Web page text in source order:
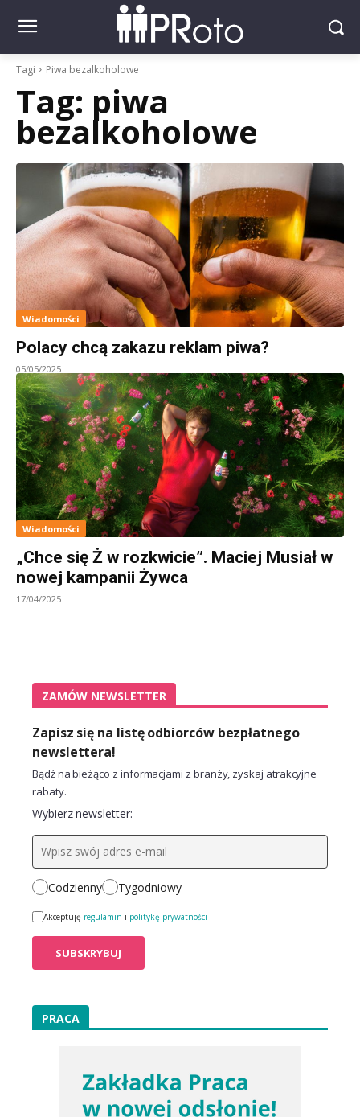
Tagi Piwa bezalkoholowe
Tag: piwa
bezalkoholowe
Wiadomości
Polacy chcą zakazu reklam piwa?
05/05/2025
Wiadomości
„Chce się Ż w rozkwicie”. Maciej Musiał w
nowej kampanii Żywca
17/04/2025
ZAMÓW NEWSLETTER
Zapisz się na listę odbiorców bezpłatnego
newslettera!
Bądź na bieżąco z informacjami z branży, zyskaj atrakcyjne
rabaty.
Wybierz newsletter:
Codzienny Tygodniowy
Akceptuję regulamin i politykę prywatności
PRACA